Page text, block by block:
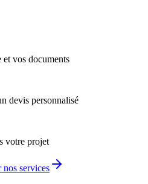
et vos documents
devis personnalisé
votre projet
services